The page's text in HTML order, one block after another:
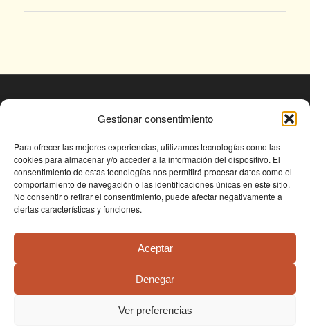
Gestionar consentimiento
Para ofrecer las mejores experiencias, utilizamos tecnologías como las
cookies para almacenar y/o acceder a la información del dispositivo. El
consentimiento de estas tecnologías nos permitirá procesar datos como el
comportamiento de navegación o las identificaciones únicas en este sitio.
No consentir o retirar el consentimiento, puede afectar negativamente a
ciertas características y funciones.
Aceptar
Denegar
Ver preferencias
© Fundación Conjunto Paleontológico de Teruel
Avda. Sagunto s/n, 44002 TERUEL,
Tlf: +34 978 61 76 30, email:
fundapolis@fundaciondinopolis.org
Política de privacidad